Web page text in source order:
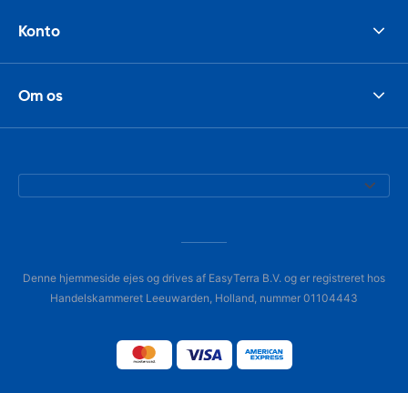
Konto
Om os
Denne hjemmeside ejes og drives af EasyTerra B.V. og er registreret hos
Handelskammeret Leeuwarden, Holland, nummer 01104443